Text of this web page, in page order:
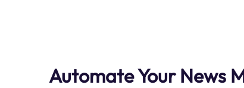
Automate Your News